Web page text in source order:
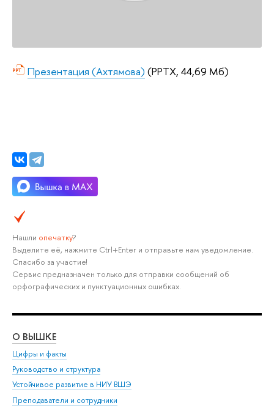
Презентация (Ахтямова) (PPTX, 44,69 Мб)
Нашли опечатку?
Выделите её, нажмите Ctrl+Enter и отправьте нам уведомление.
Спасибо за участие!
Сервис предназначен только для отправки сообщений об
орфографических и пунктуационных ошибках.
О ВЫШКЕ
Цифры и факты
Руководство и структура
Устойчивое развитие в НИУ ВШЭ
Преподаватели и сотрудники